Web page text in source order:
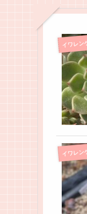
イワレン
イワレン